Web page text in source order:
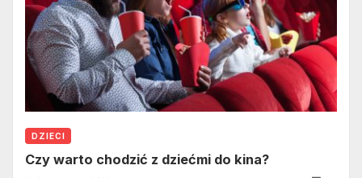
DZIECI
Czy warto chodzić z dziećmi do kina?